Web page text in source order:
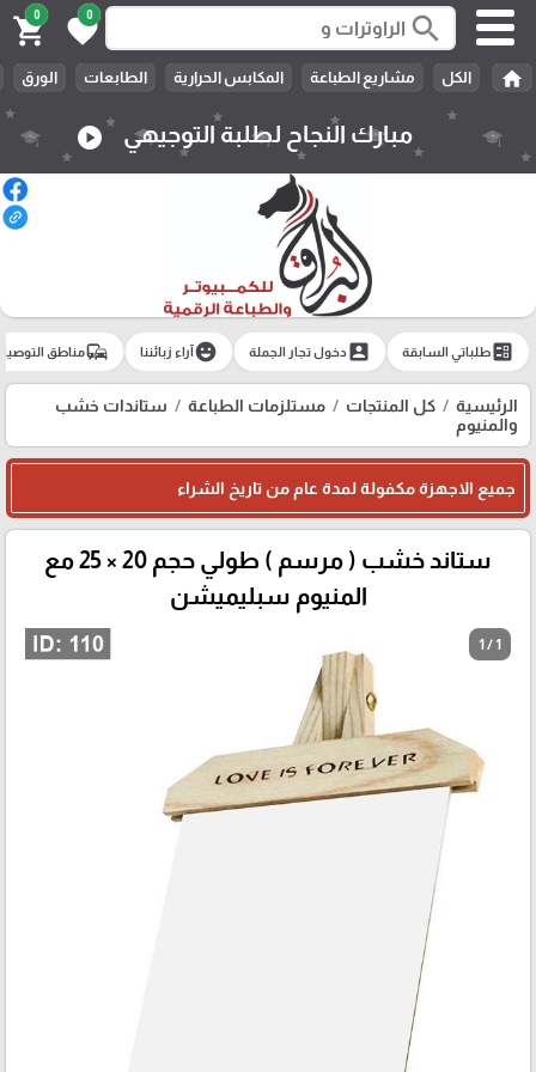
search
0
favorite
0
shopping_cart
home الكل مشاريع الطباعة المكابس الحرارية الطابعات الورق
مبارك النجاح لطلبة التوجيهي play_circle
ballotطلباتي السابقة account_boxدخول تجار الجملة emoji_emotionsآراء زبائننا commuteمناطق
الرئيسية كل المنتجات مستلزمات الطباعة
ستاندات خشب
والمنيوم
جميع الاجهزة مكفولة لمدة عام من تاريخ الشراء
ستاند خشب ( مرسم ) طولي حجم 20 × 25 مع
المنيوم سبليميشن
1 / 1